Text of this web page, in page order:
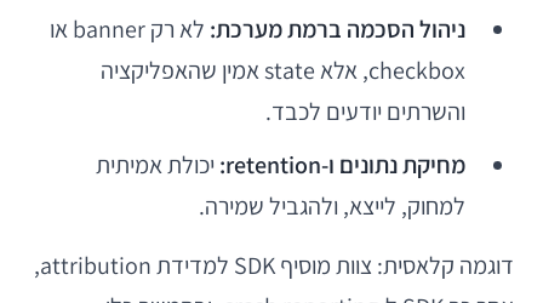
ניהול הסכמה ברמת מערכת:
לא רק banner או
checkbox, אלא state אמין שהאפליקציה
והשרתים יודעים לכבד.
מחיקת נתונים ו-retention:
יכולת אמיתית
למחוק, לייצא, ולהגביל שמירה.
דוגמה קלאסית: צוות מוסיף SDK למדידת attribution,